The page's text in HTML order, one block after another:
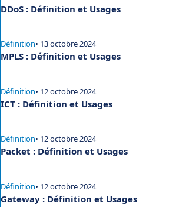
DDoS : Définition et Usages
Définition• 13 octobre 2024
MPLS : Définition et Usages
Définition• 12 octobre 2024
ICT : Définition et Usages
Définition• 12 octobre 2024
Packet : Définition et Usages
Définition• 12 octobre 2024
Gateway : Définition et Usages